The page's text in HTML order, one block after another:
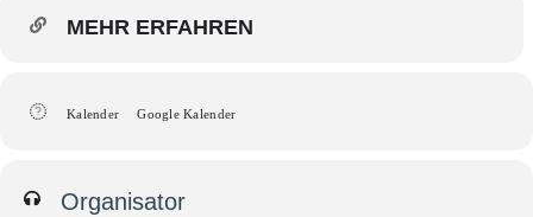
MEHR ERFAHREN
Kalender Google Kalender
Organisator